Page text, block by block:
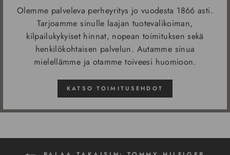
Olemme palveleva perheyritys jo vuodesta 1866 asti.
Tarjoamme sinulle laajan tuotevalikoiman,
kilpailukykyiset hinnat, nopean toimituksen sekä
henkilökohtaisen palvelun. Autamme sinua
mielellämme ja otamme toiveesi huomioon.
KATSO TOIMITUSEHDOT